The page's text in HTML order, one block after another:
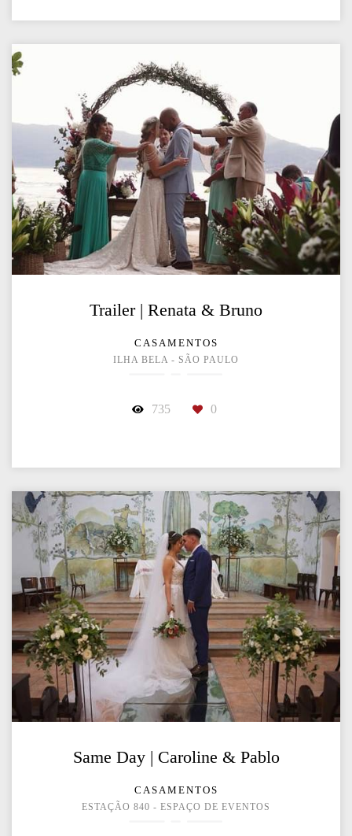
Trailer | Renata & Bruno
CASAMENTOS
ILHA BELA - SÃO PAULO
735 0
Same Day | Caroline & Pablo
CASAMENTOS
ESTAÇÃO 840 - ESPAÇO DE EVENTOS